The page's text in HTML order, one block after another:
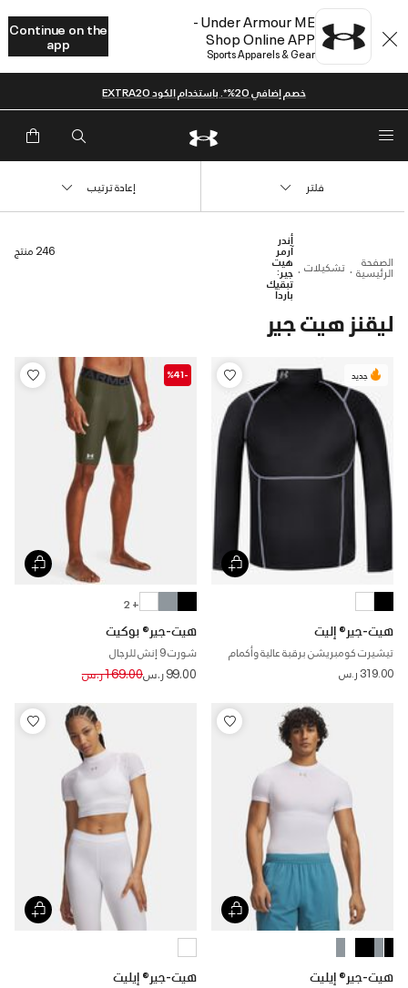
Under Armour ME -
Shop Online APP
Sports Apparels & Gear
Continue on the
app
خصم إضافي 20%*. باستخدام الكود EXTRA20
الصفحة
الرئيسية تشكيلات
أندر
آرمر
هيت
جير:
تبقيك
بارداً
ليقنز هيت جير
246 منتج
فلتر إعادة ترتيب
جديد
هيت-جير® إليت
تيشيرت كومبريشن برقبة عالية وأكمام
طويلة للرجال
319.00 ر.س
-%41
+ 2
هيت-جير® بوكيت
شورت 9 إنش للرجال
99.00 ر.س Price reduced from
169.00 ر.س to
هيت-جير® إيليت هيت-جير® إيليت